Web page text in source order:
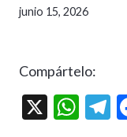
junio 15, 2026
Compártelo:
X
W T